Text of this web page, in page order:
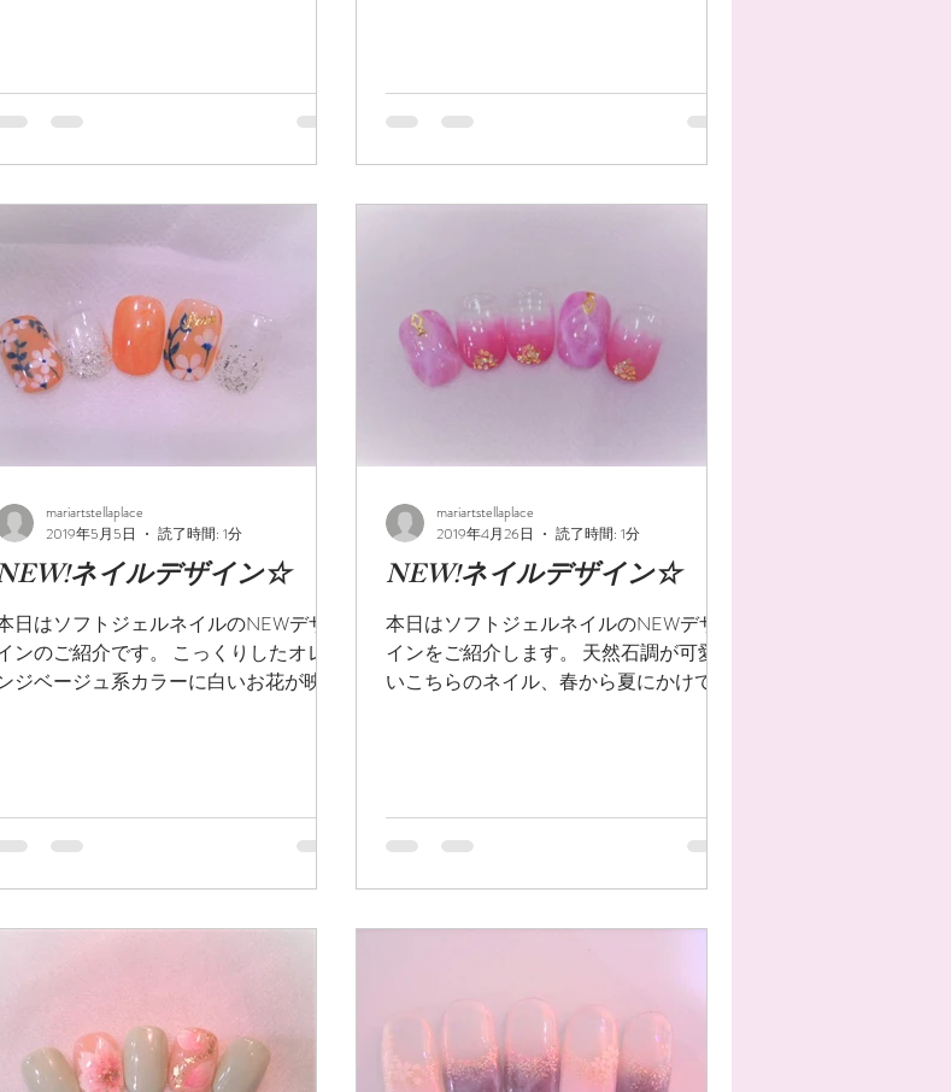
ネイルデザイン☆
日はソフトジェルネイルのNEWデザ
ンのご紹介です。 こっくりしたオレ
ジベージュ系カラーに白いお花が映え
mariartstellaplace
2019年5月5日
読了時間: 1分
NEW!ネイルデザイン☆
本日はソフトジェルネイルのNEWデザ
インをご紹介します。 天然石調が可愛
いこちらのネイル、春から夏にかけて大
mariartstellaplace
2019年4月26日
読了時間: 1分